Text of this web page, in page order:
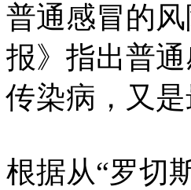
普通感冒的
报》指出普
传染病，又
根据从“罗切